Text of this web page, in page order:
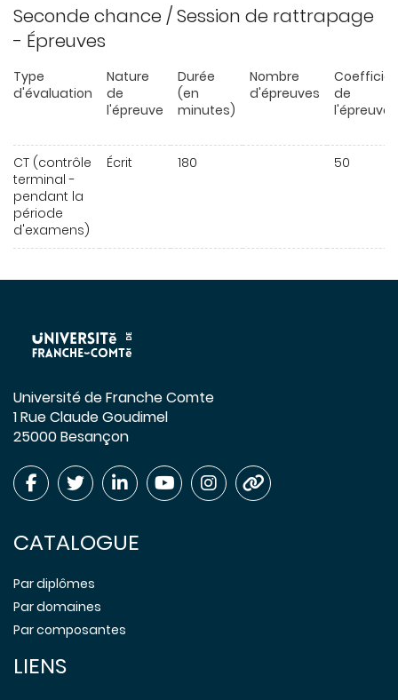
Seconde chance / Session de rattrapage
- Épreuves
Type
d'évaluation
Nature
de
l'épreuve
Durée
(en
minutes)
Nombre
d'épreuves
de
l'épreuve
CT (contrôle
terminal -
pendant la
période
d'examens)
Écrit 180 50
Université de Franche Comte
1 Rue Claude Goudimel
25000 Besançon
CATALOGUE
Par diplômes
Par domaines
Par composantes
LIENS